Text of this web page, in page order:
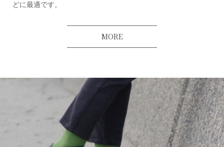
どに最適です。
MORE